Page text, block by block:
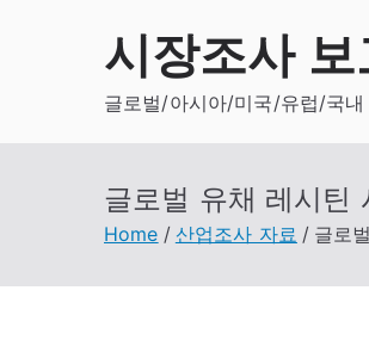
시장조사
글로벌/아시아/미국/유럽/국내
글로벌 유채 레시틴
Home 산업조사 자료 글로